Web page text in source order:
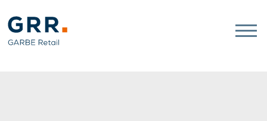
Gathmann Michaelis und
Link zu Home